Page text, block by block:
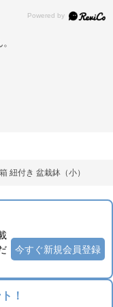
紐付き 盆栽鉢（小）
今すぐ新規会員登録
！